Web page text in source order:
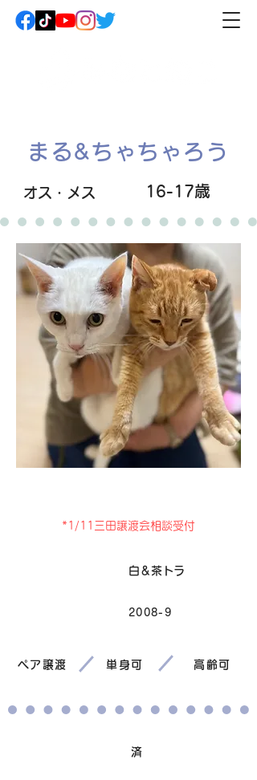
まる&ちゃちゃろう
オス・メス 16-17歳
*1/11三田譲渡会相談受付
白＆茶トラ
2008-9
ペア譲渡 単身可 高齢可
済